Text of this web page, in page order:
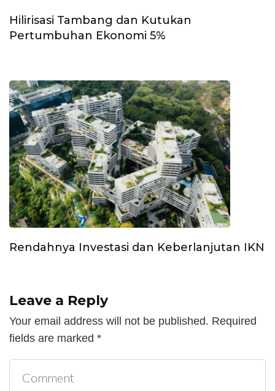
Hilirisasi Tambang dan Kutukan
Pertumbuhan Ekonomi 5%
Rendahnya Investasi dan Keberlanjutan IKN
Leave a Reply
Your email address will not be published. Required
fields are marked *